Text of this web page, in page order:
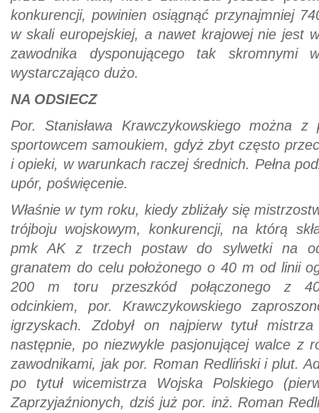
konkurencji, powinien osiągnąć przynajmniej
w skali europejskiej, a nawet krajowej nie jest
zawodnika dysponującego tak skromnymi
wystarczająco dużo.
NA ODSIECZ
Por. Stanisława Krawczykowskiego można z
sportowcem samoukiem, gdyż zbyt często
i opieki, w warunkach raczej średnich. Pełna
upór, poświęcenie.
Właśnie w tym roku, kiedy zbliżały się
trójboju wojskowym, konkurencji, na którą
pmk AK z trzech postaw do sylwetki na
granatem do celu położonego o 40 m od linii
200 m toru przeszkód połączonego z
odcinkiem, por. Krawczykowskiego
igrzyskach. Zdobył on najpierw tytuł
następnie, po niezwykle pasjonującej walce z
zawodnikami, jak por. Roman Redliński i plut.
po tytuł wicemistrza Wojska Polskiego
Zaprzyjaźnionych, dziś już por. inż. Roman